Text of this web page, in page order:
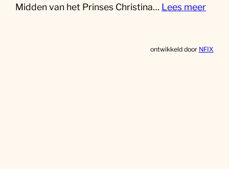
Midden van het Prinses Christina… Lees meer
ontwikkeld door NFIX